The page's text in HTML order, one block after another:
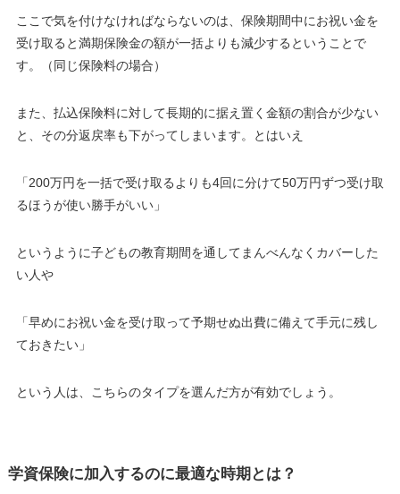
ここで気を付けなければならないのは、 保険期間中にお祝い金を
受け取ると満期保険金の額が一括よりも減少する ということで
す。（同じ保険料の場合）
また、払込保険料に対して長期的に据え置く金額の割合が少ない
と、その分返戻率も下がってしまいます。とはいえ
「200万円を一括で受け取るよりも4回に分けて50万円ずつ受け取
るほうが使い勝手がいい」
というように子どもの教育期間を通してまんべんなくカバーした
い人や
「早めにお祝い金を受け取って予期せぬ出費に備えて手元に残し
ておきたい」
という人は、こちらのタイプを選んだ方が有効でしょう。
学資保険に加入するのに最適な時期とは？